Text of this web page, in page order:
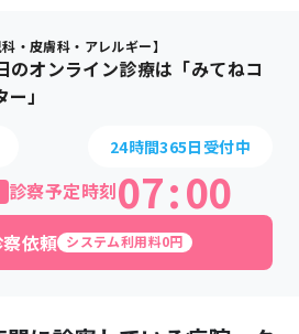
科・皮膚科・アレルギー】
のオンライン診療は「みてねコ
」
24時間365日受付中
診察予定時刻07:00
依頼 システム利用料0円